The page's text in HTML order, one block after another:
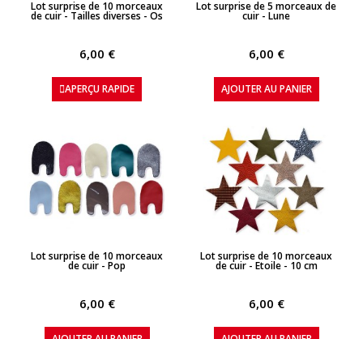
Lot surprise de 10 morceaux
de cuir - Tailles diverses - Os
6,00 €
APERÇU RAPIDE
Lot surprise de 5 morceaux de
cuir - Lune
6,00 €
AJOUTER AU PANIER
APERÇU RAPIDE
Lot surprise de 10 morceaux
de cuir - Pop
6,00 €
APERÇU RAPIDE
Lot surprise de 10 morceaux
de cuir - Etoile - 10 cm
6,00 €